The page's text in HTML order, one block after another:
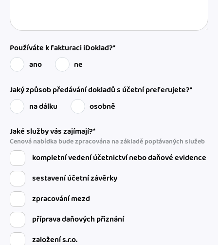
Používáte k fakturaci iDoklad?*
ano
ne
Jaký způsob předávání dokladů s účetní preferujete?*
na dálku
osobně
Jaké služby vás zajímají?*
Cenová nabídka bude zpracována na základě poptávaných služeb
kompletní vedení účetnictví nebo daňové evidence
sestavení účetní závěrky
zpracování mezd
příprava daňových přiznání
založení s.r.o.